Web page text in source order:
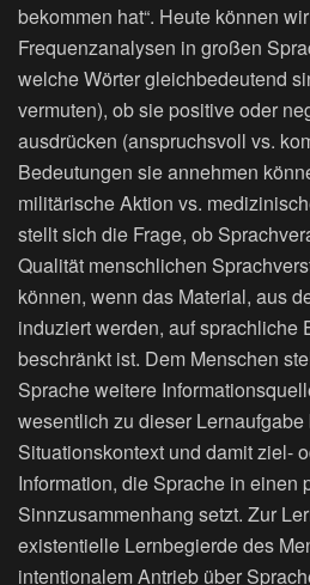
bekommen hat“. Heute können
Frequenzanalysen in großen
welche Wörter gleichbedeutend
vermuten), ob sie positive oder
ausdrücken (anspruchsvoll vs.
Bedeutungen sie annehmen
militärische Aktion vs.
stellt sich die Frage, ob
Qualität menschlichen
können, wenn das Material, aus
induziert werden, auf sprachliche
beschränkt ist. Dem Menschen
Sprache weitere
wesentlich zu dieser
Situationskontext und damit ziel-
Information, die Sprache in einen
Sinnzusammenhang setzt. Zur
existentielle Lernbegierde des
intentionalem Antrieb über